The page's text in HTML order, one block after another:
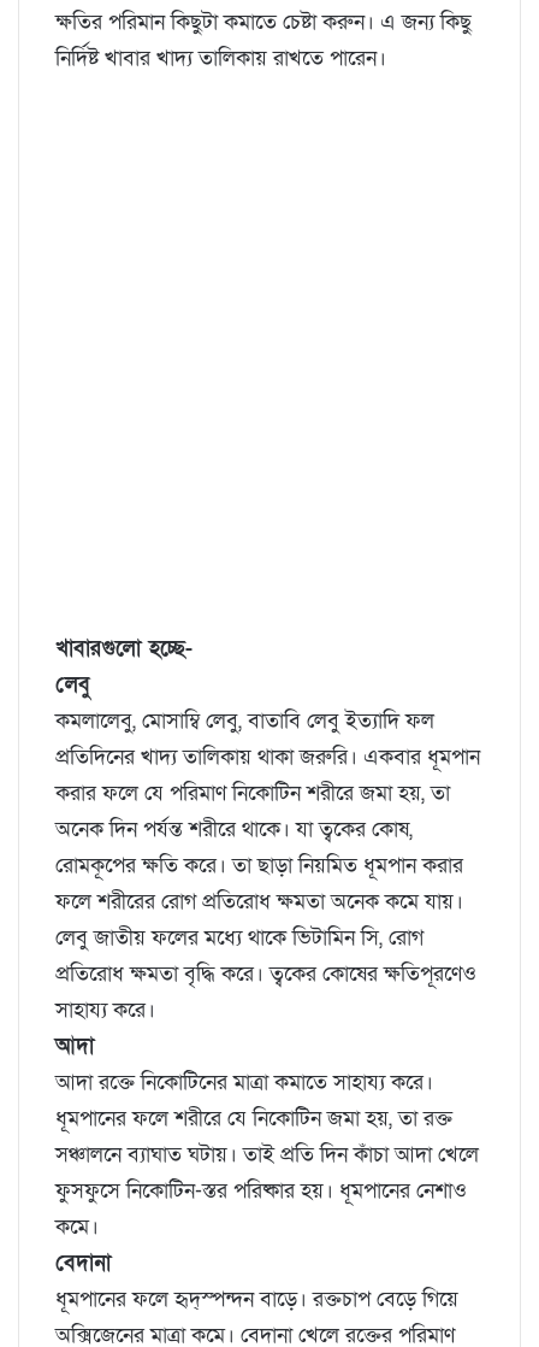
ক্ষতির পরিমান কিছুটা কমাতে চেষ্টা করুন। এ জন্য কিছু
নির্দিষ্ট খাবার খাদ্য তালিকায় রাখতে পারেন।
খাবারগুলো হচ্ছে-
লেবু
কমলালেবু, মোসাম্বি লেবু, বাতাবি লেবু ইত্যাদি ফল
প্রতিদিনের খাদ্য তালিকায় থাকা জরুরি। একবার ধূমপান
করার ফলে যে পরিমাণ নিকোটিন শরীরে জমা হয়, তা
অনেক দিন পর্যন্ত শরীরে থাকে। যা ত্বকের কোষ,
রোমকূপের ক্ষতি করে। তা ছাড়া নিয়মিত ধূমপান করার
ফলে শরীরের রোগ প্রতিরোধ ক্ষমতা অনেক কমে যায়।
লেবু জাতীয় ফলের মধ্যে থাকে ভিটামিন সি, রোগ
প্রতিরোধ ক্ষমতা বৃদ্ধি করে। ত্বকের কোষের ক্ষতিপূরণেও
সাহায্য করে।
আদা
আদা রক্তে নিকোটিনের মাত্রা কমাতে সাহায্য করে।
ধূমপানের ফলে শরীরে যে নিকোটিন জমা হয়, তা রক্ত
সঞ্চালনে ব্যাঘাত ঘটায়। তাই প্রতি দিন কাঁচা আদা খেলে
ফুসফুসে নিকোটিন-স্তর পরিষ্কার হয়। ধূমপানের নেশাও
কমে।
বেদানা
ধূমপানের ফলে হৃদ্‌স্পন্দন বাড়ে। রক্তচাপ বেড়ে গিয়ে
অক্সিজেনের মাত্রা কমে। বেদানা খেলে রক্তের পরিমাণ